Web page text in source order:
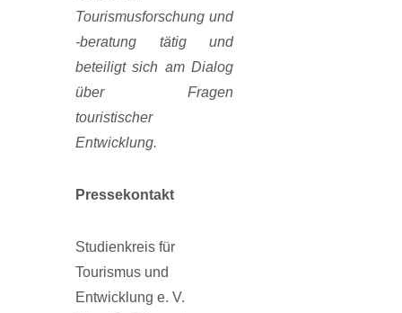
Tourismusforschung und
-beratung tätig und
beteiligt sich am Dialog
über Fragen
touristischer
Entwicklung.
Pressekontakt
Studienkreis für
Tourismus und
Entwicklung e. V.